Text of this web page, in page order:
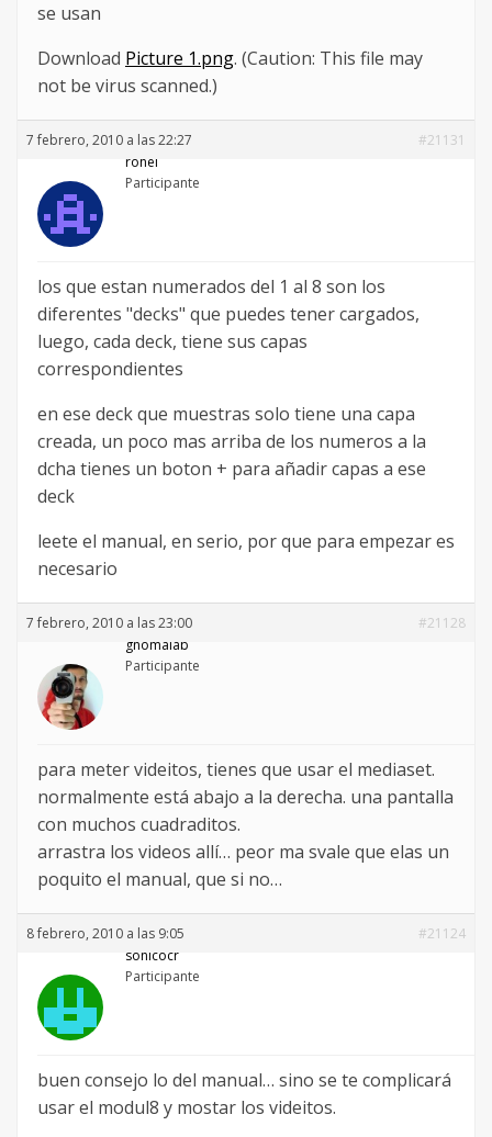
se usan
Download Picture 1.png. (Caution: This file may
not be virus scanned.)
7 febrero, 2010 a las 22:27
#21131
rohel
Participante
los que estan numerados del 1 al 8 son los
diferentes "decks" que puedes tener cargados,
luego, cada deck, tiene sus capas
correspondientes
en ese deck que muestras solo tiene una capa
creada, un poco mas arriba de los numeros a la
dcha tienes un boton + para añadir capas a ese
deck
leete el manual, en serio, por que para empezar es
necesario
7 febrero, 2010 a las 23:00
#21128
gnomalab
Participante
para meter videitos, tienes que usar el mediaset.
normalmente está abajo a la derecha. una pantalla
con muchos cuadraditos.
arrastra los videos allí… peor ma svale que elas un
poquito el manual, que si no…
8 febrero, 2010 a las 9:05
#21124
sonicocr
Participante
buen consejo lo del manual… sino se te complicará
usar el modul8 y mostar los videitos.